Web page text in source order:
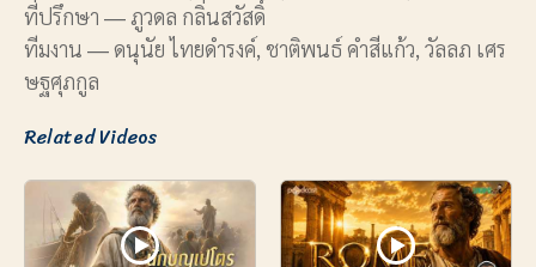
ที่ปรึกษา ― ภูวดล กลิ่นสวัสดิ์
ทีมงาน ― ดนุนัย ไทยดำรงค์, ชาติพนธ์ คำสีแก้ว, วัลลภ เศร
ษฐศุภกูล
Related Videos